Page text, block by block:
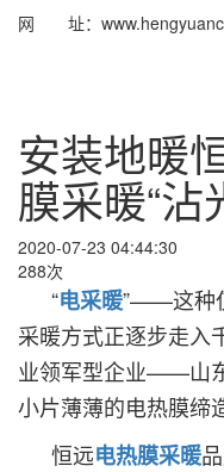
网
址：
安装地暖
膜采暖“沾
2020-07-23 04:44:30
288次
“电采暖”——这种
采暖方式正逐步走入
业领军型企业——山
小片薄薄的电热膜缔
恒远电热膜采暖